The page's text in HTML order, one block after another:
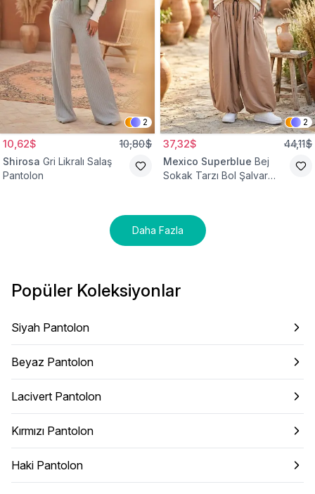
2
10,62$ 10,80$
Shirosa Gri Likralı Salaş
Pantolon
2
37,32$ 44,11$
Mexico Superblue Bej
Sokak Tarzı Bol Şalvar
Daha Fazla
Popüler Koleksiyonlar
Siyah Pantolon
Beyaz Pantolon
Lacivert Pantolon
Kırmızı Pantolon
Haki Pantolon